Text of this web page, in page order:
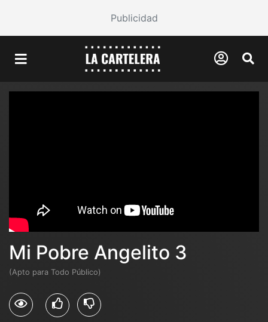
Publicidad
Mi Pobre Angelito 3
(Apto para Todo Público)